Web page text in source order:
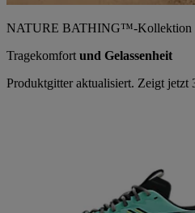
NATURE BATHING™-Kollektion
Tragekomfort und Gelassenheit
Produktgitter aktualisiert. Zeigt jetzt